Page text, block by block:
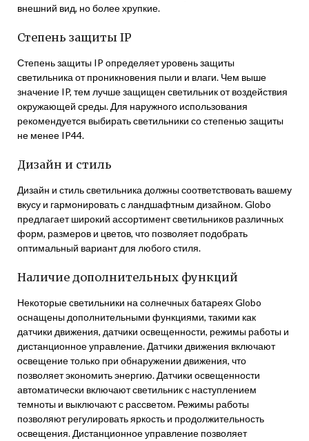
внешний вид, но более хрупкие.
Степень защиты IP
Степень защиты IP определяет уровень защиты
светильника от проникновения пыли и влаги. Чем выше
значение IP, тем лучше защищен светильник от воздействия
окружающей среды. Для наружного использования
рекомендуется выбирать светильники со степенью защиты
не менее IP44.
Дизайн и стиль
Дизайн и стиль светильника должны соответствовать вашему
вкусу и гармонировать с ландшафтным дизайном. Globo
предлагает широкий ассортимент светильников различных
форм, размеров и цветов, что позволяет подобрать
оптимальный вариант для любого стиля.
Наличие дополнительных функций
Некоторые светильники на солнечных батареях Globo
оснащены дополнительными функциями, такими как
датчики движения, датчики освещенности, режимы работы и
дистанционное управление. Датчики движения включают
освещение только при обнаружении движения, что
позволяет экономить энергию. Датчики освещенности
автоматически включают светильник с наступлением
темноты и выключают с рассветом. Режимы работы
позволяют регулировать яркость и продолжительность
освещения. Дистанционное управление позволяет